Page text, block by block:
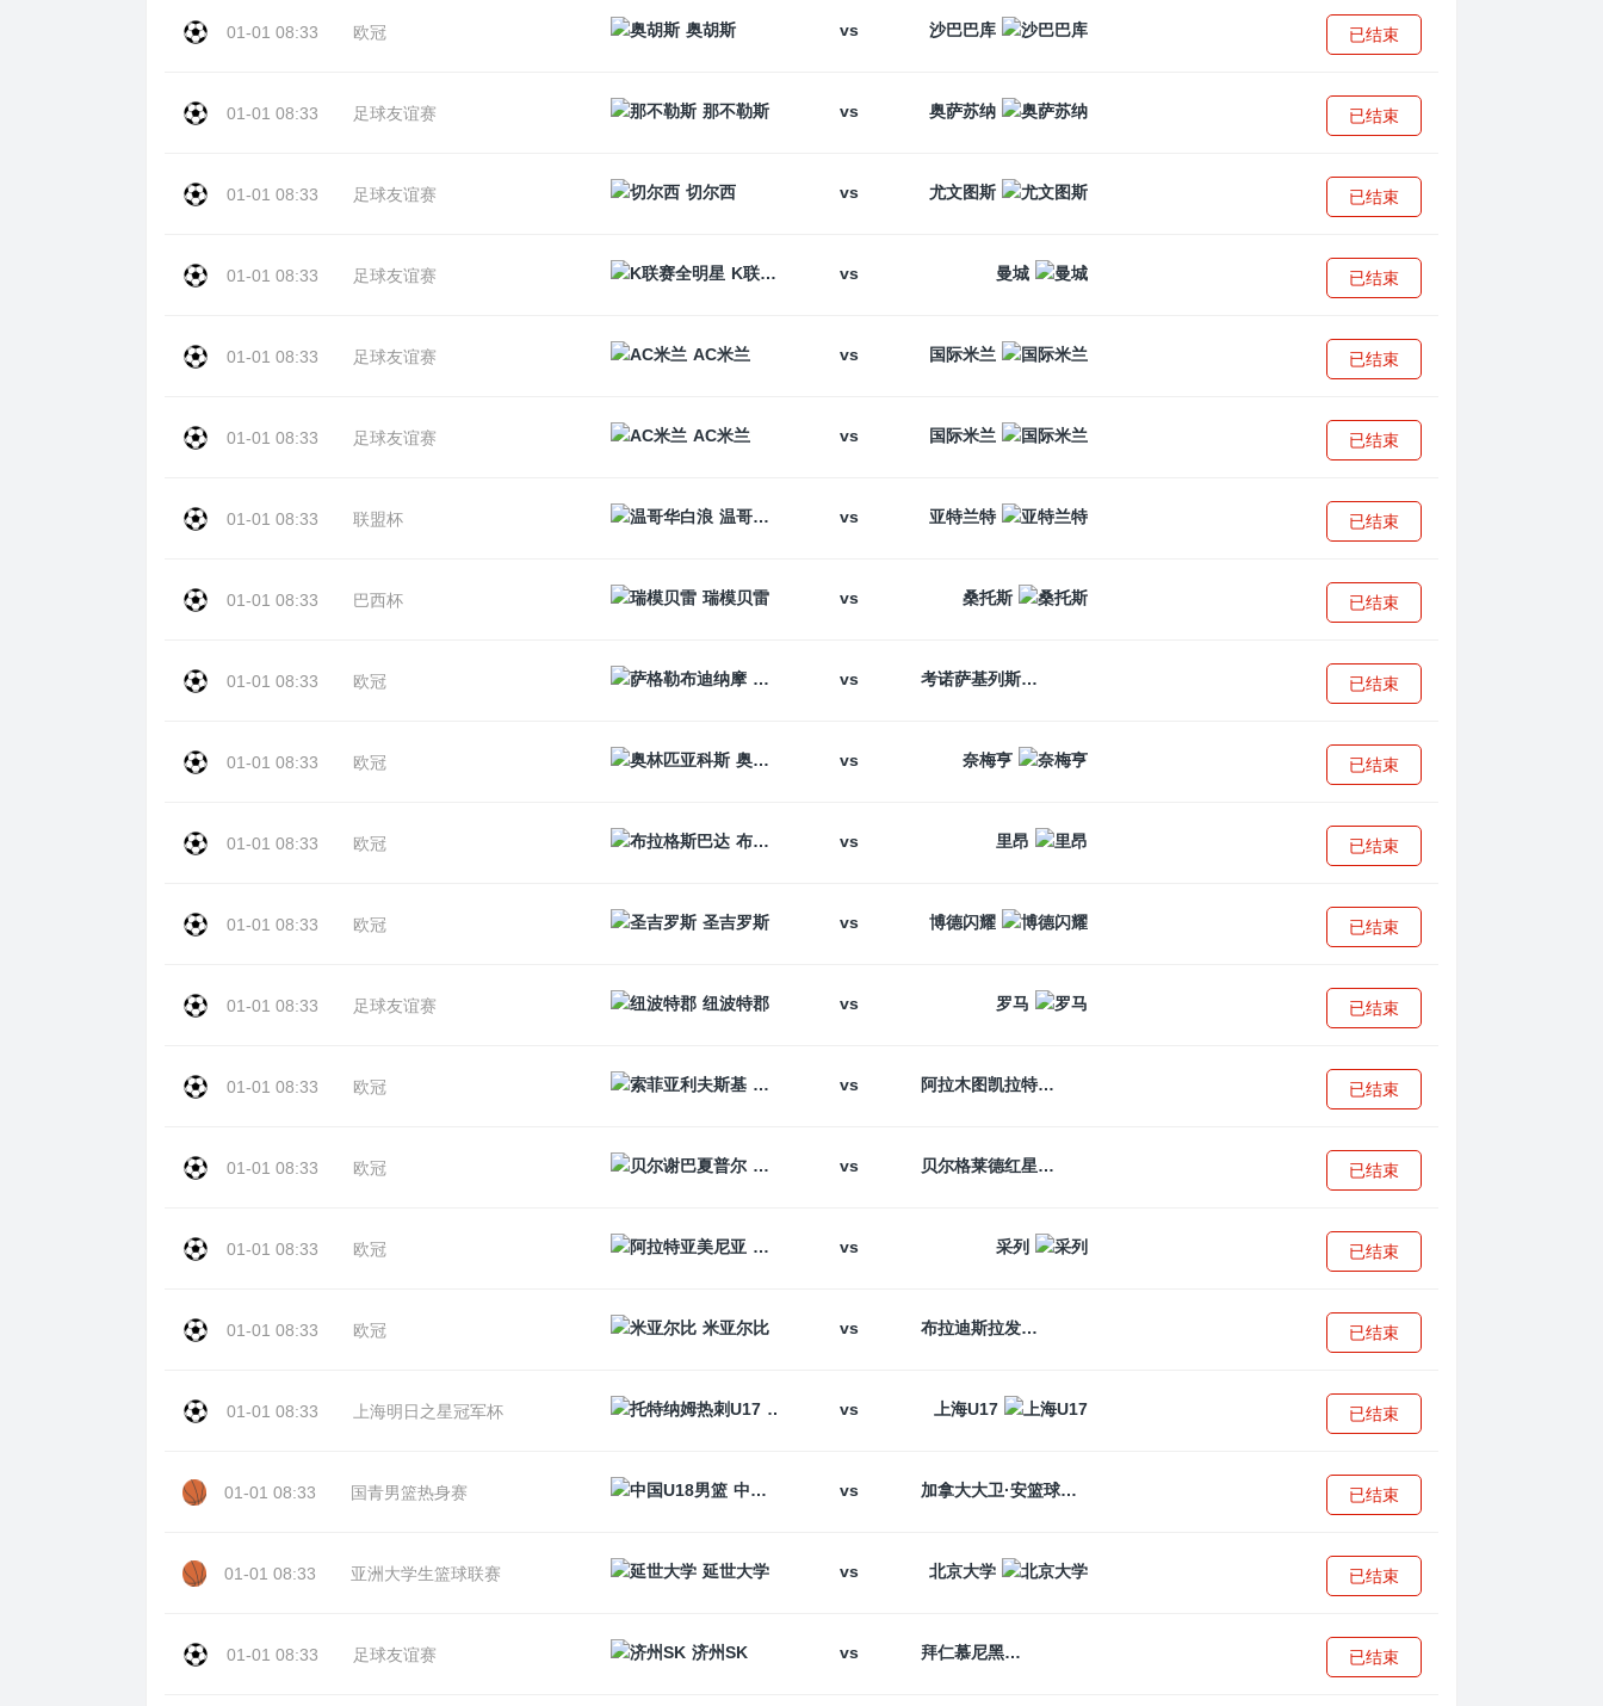
01-01 08:33 欧冠 奥胡斯 vs 沙巴巴库 已结束
01-01 08:33 足球友谊赛 那不勒斯 vs 奥萨苏纳 已结束
01-01 08:33 足球友谊赛 切尔西 vs 尤文图斯 已结束
01-01 08:33 足球友谊赛 K联赛全明星 vs 曼城 已结束
01-01 08:33 足球友谊赛 AC米兰 vs 国际米兰 已结束
01-01 08:33 足球友谊赛 AC米兰 vs 国际米兰 已结束
01-01 08:33 联盟杯 温哥华白浪 vs 亚特兰特 已结束
01-01 08:33 巴西杯 瑞模贝雷 vs 桑托斯 已结束
01-01 08:33 欧冠 萨格勒布迪纳摩
vs 考诺萨基列斯 已结束
01-01 08:33 欧冠 奥林匹亚科斯 vs 奈梅亨 已结束
01-01 08:33 欧冠 布拉格斯巴达 vs 里昂 已结束
01-01 08:33 欧冠 圣吉罗斯 vs 博德闪耀 已结束
01-01 08:33 足球友谊赛 纽波特郡 vs 罗马 已结束
01-01 08:33 欧冠 索菲亚利夫斯基
vs 阿拉木图凯拉特 已结束
01-01 08:33 欧冠 贝尔谢巴夏普尔
vs 贝尔格莱德红星 已结束
01-01 08:33 欧冠 阿拉特亚美尼亚
vs 采列 已结束
01-01 08:33 欧冠 米亚尔比 vs 布拉迪斯拉发 已结束
01-01 08:33 上海明日之星冠军杯 托特纳姆热刺U17
vs 上海U17 已结束
01-01 08:33 国青男篮热身赛 中国U18男篮 vs 加拿大大卫·安篮球学院 已结束
01-01 08:33 亚洲大学生篮球联赛 延世大学 vs 北京大学 已结束
01-01 08:33 足球友谊赛 济州SK vs 拜仁慕尼黑 已结束